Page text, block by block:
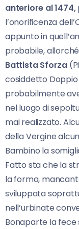
anteriore al 1474,
l’onorificenza
appunto in
probabile,
Battista Sforza
cosiddetto
probabilmente
nel luogo di
mai realizzato.
della Vergine
Bambino la
Fatto sta che la
la forma,
sviluppata
nell’urbinate
Bonaparte la fece